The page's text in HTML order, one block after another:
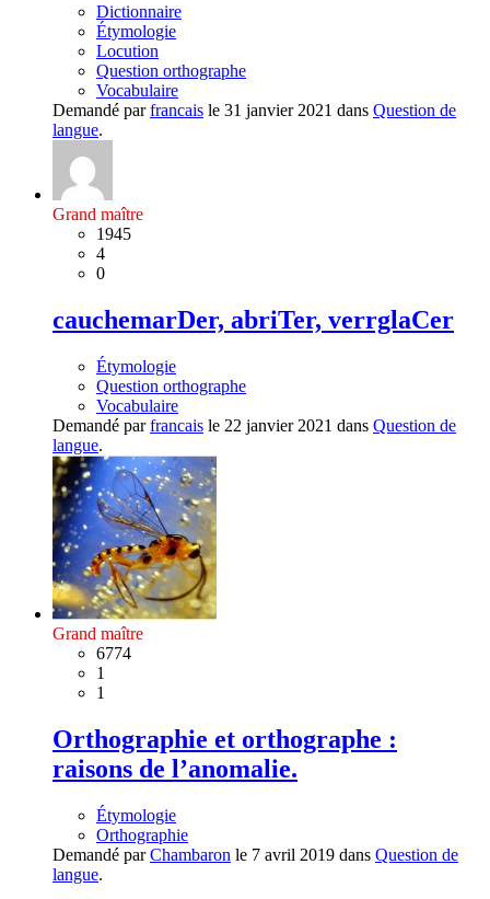
Dictionnaire
Étymologie
Locution
Question orthographe
Vocabulaire
Demandé parfrancais le 31 janvier 2021 dans Question de
langue.
Grand maître
1945
4
0
cauchemarDer, abriTer, verrglaCer
Étymologie
Question orthographe
Vocabulaire
Demandé parfrancais le 22 janvier 2021 dans Question de
langue.
Grand maître
6774
1
1
Orthographie et orthographe :
raisons de l’anomalie.
Étymologie
Orthographie
Demandé parChambaron le 7 avril 2019 dans Question de
langue.